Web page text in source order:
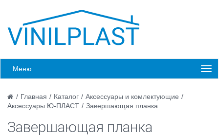
Меню
/ Главная / Каталог / Аксессуары и комлектующие /
Аксессуары Ю-ПЛАСТ / Завершающая планка
Завершающая планка